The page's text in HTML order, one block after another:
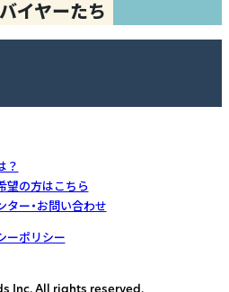
イヤーたち
？
望の方はこちら
ター・お問い合わせ
ーポリシー